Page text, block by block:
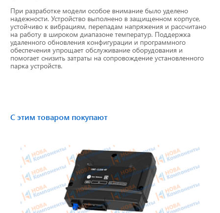
Картриджи для принтеров этикеток
Короба для тахографов
Переходники, оси датчиков скорости
Пломбировочные материалы
Предохранители/ Преобразователи/ Реле
Провод,Жгуты
При разработке модели особое внимание было уделено
надежности. Устройство выполнено в защищенном корпусе,
устойчиво к вибрациям, перепадам напряжения и рассчитано
на работу в широком диапазоне температур. Поддержка
удаленного обновления конфигурации и программного
обеспечения упрощает обслуживание оборудования и
помогает снизить затраты на сопровождение установленного
парка устройств.
С этим товаром покупают